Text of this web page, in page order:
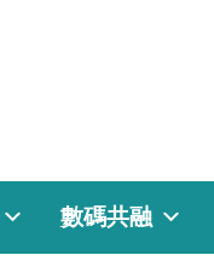
數碼共融